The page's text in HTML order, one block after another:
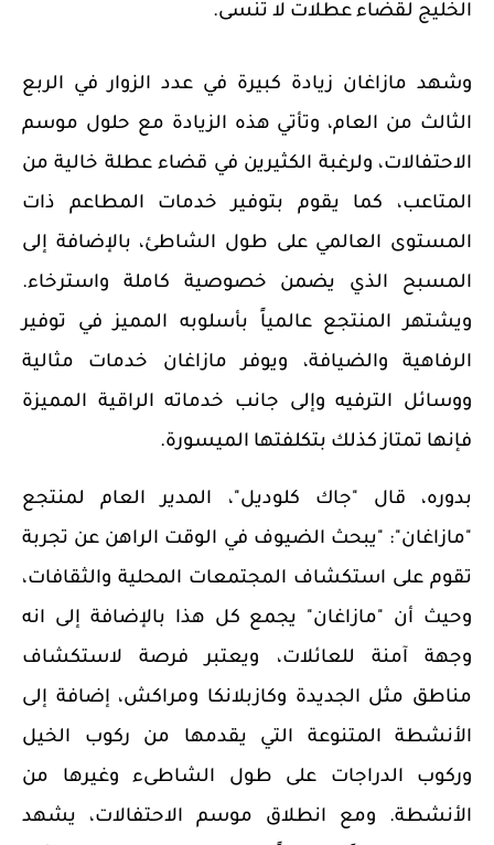
الخليج لقضاء عطلات لا تُنسى.
وشهد مازاغان زيادة كبيرة في عدد الزوار في الربع
الثالث من العام، وتأتي هذه الزيادة مع حلول موسم
الاحتفالات، ولرغبة الكثيرين في قضاء عطلة خالية من
المتاعب، كما يقوم
بتوفير خدمات المطاعم ذات
المستوى العالمي على طول الشاطئ، بالإضافة إلى
المسبح الذي يضمن خصوصية كاملة واسترخاء.
ويشتهر المنتجع عالمياً بأسلوبه المميز في توفير
الرفاهية والضيافة، ويوفر مازاغان خدمات مثالية
ووسائل الترفيه وإلى جانب خدماته الراقية المميزة
فإنها تمتاز كذلك بتكلفتها الميسورة.
بدوره، قال "جاك كلوديل"، المدير العام لمنتجع
"مازاغان": "يبحث الضيوف في الوقت الراهن عن تجربة
تقوم على استكشاف المجتمعات المحلية والثقافات،
وحيث أن "مازاغان" يجمع كل هذا بالإضافة إلى انه
وجهة آمنة للعائلات، ويعتبر فرصة لاستكشاف
مناطق مثل الجديدة وكازبلانكا ومراكش، إضافة إلى
الأنشطة المتنوعة التي يقدمها من ركوب الخيل
وركوب الدراجات على طول الشاطىء وغيرها من
الأنشطة. ومع انطلاق موسم الاحتفالات، يشهد